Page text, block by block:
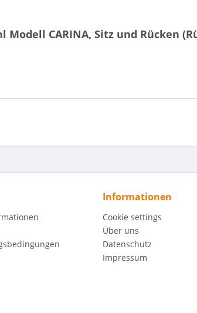
CARINA, Sitz und Rücken
Informationen
Cookie settings
Über uns
Datenschutz
Impressum